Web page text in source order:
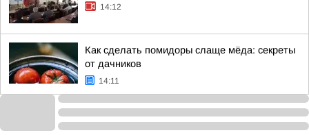
14:12
Как сделать помидоры слаще мёда: секреты
от дачников
14:11